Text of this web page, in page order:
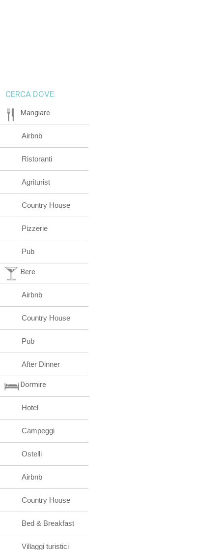
CERCA DOVE:
Mangiare
Airbnb
Ristoranti
Agriturist
Country House
Pizzerie
Pub
Bere
Airbnb
Country House
Pub
After Dinner
Dormire
Hotel
Campeggi
Ostelli
Airbnb
Country House
Bed & Breakfast
Villaggi turistici